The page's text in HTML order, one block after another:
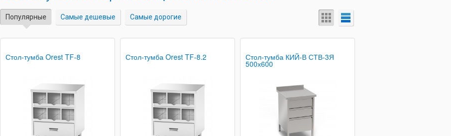
Популярные Самые дешевые Самые дорогие
Стол-тумба Orest TF-8 Стол-тумба Orest TF-8.2 Стол-тумба КИЙ-В СТВ-3Я
500х600